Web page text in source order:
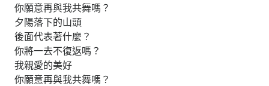
你願意再與我共舞嗎？
夕陽落下的山頭
後面代表著什麼？
你將一去不復返嗎？
我親愛的美好
你願意再與我共舞嗎？